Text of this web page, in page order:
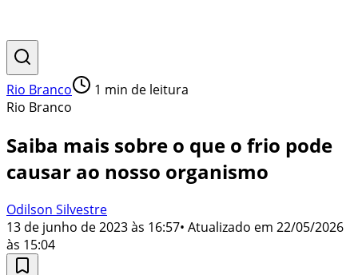
Rio Branco 1 min de leitura
Rio Branco
Saiba mais sobre o que o frio pode
causar ao nosso organismo
Odilson Silvestre
13 de junho de 2023 às 16:57• Atualizado em 22/05/2026
às 15:04